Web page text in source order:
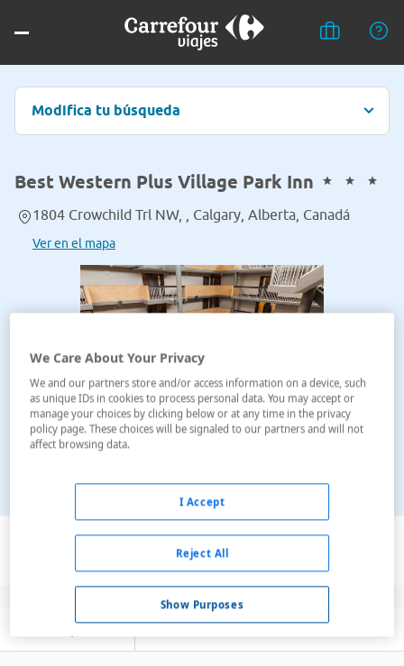
Modifica tu búsqueda
Best Western Plus Village Park Inn
1804 Crowchild Trl NW, , Calgary, Alberta, Canadá
Ver en el mapa
Ver en el mapa
Descripción Servicios
We Care About Your Privacy
We and our partners store and/or access information on a device, such
as unique IDs in cookies to process personal data. You may accept or
manage your choices by clicking below or at any time in the privacy
policy page. These choices will be signaled to our partners and will not
affect browsing data.
Show Purposes
Reject All
I Accept